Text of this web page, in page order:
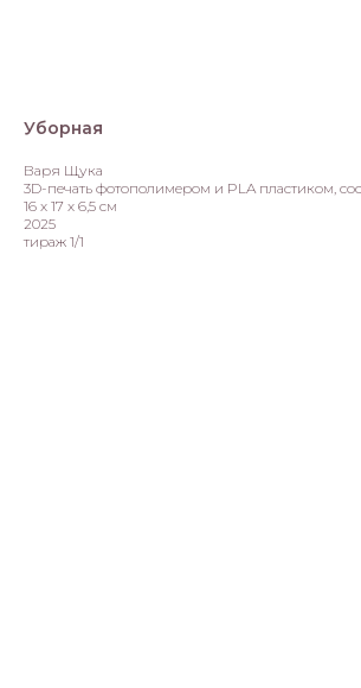
Уборная
Варя Щука
3D-печать фотополимером и PLA пластиком,
16 х 17 х 6,5 см
2025
тираж 1/1